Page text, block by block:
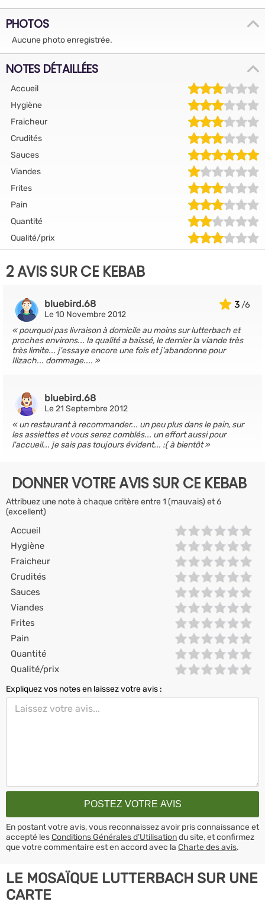
PHOTOS
Aucune photo enregistrée.
NOTES DÉTAILLÉES
Accueil
Hygiène
Fraicheur
Crudités
Sauces
Viandes
Frites
Pain
Quantité
Qualité/prix
2 AVIS SUR CE KEBAB
3
bluebird.68
Le 10 Novembre 2012
pourquoi pas livraison à domicile au moins sur lutterbach et
proches environs... la qualité a baissé, le dernier la viande très
très limite... j'essaye encore une fois et j'abandonne pour
Illzach... dommage....
bluebird.68
Le 21 Septembre 2012
un restaurant à recommander... un peu plus dans le pain, sur
les assiettes et vous serez comblés... un effort aussi pour
l'accueil... je sais pas toujours évident... :( à bientôt
DONNER VOTRE AVIS SUR CE KEBAB
Attribuez une note à chaque critère entre 1 (mauvais) et 6
(excellent)
Accueil
Hygiène
Fraicheur
Crudités
Sauces
Viandes
Frites
Pain
Quantité
Qualité/prix
Expliquez vos notes en laissez votre avis :
En postant votre avis, vous reconnaissez avoir pris connaissance et
accepté lesConditions Générales d’Utilisationdu site, et confirmez
que votre commentaire est en accord avec la Charte des avis.
LE MOSAÏQUE LUTTERBACH SUR UNE
CARTE